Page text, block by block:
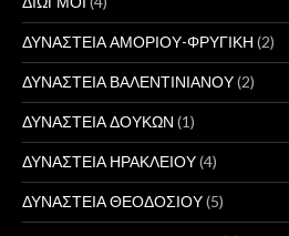
ΔΥΝΑΣΤΕΙΑ ΑΜΟΡΙΟΥ-ΦΡΥΓΙΚΗ (2)
ΔΥΝΑΣΤΕΙΑ ΒΑΛΕΝΤΙΝΙΑΝΟΥ(2)
ΔΥΝΑΣΤΕΙΑ ΔΟΥΚΩΝ (1)
ΔΥΝΑΣΤΕΙΑ ΗΡΑΚΛΕΙΟΥ(4)
ΔΥΝΑΣΤΕΙΑ ΘΕΟΔΟΣΙΟΥ(5)